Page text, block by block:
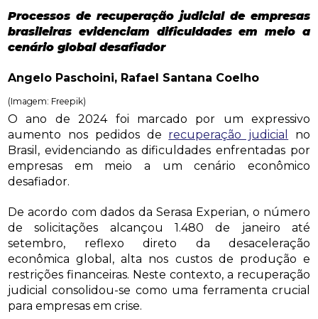
Processos de recuperação judicial de empresas
brasileiras evidenciam dificuldades em meio a
cenário global desafiador
Angelo Paschoini, Rafael Santana Coelho
(Imagem: Freepik)
O ano de 2024 foi marcado por um expressivo
aumento nos pedidos de recuperação judicial
no
Brasil, evidenciando as dificuldades enfrentadas por
empresas em meio a um cenário econômico
desafiador.
De acordo com dados da Serasa Experian, o número
de solicitações alcançou 1.480 de janeiro até
setembro, reflexo direto da desaceleração
econômica global, alta nos custos de produção e
restrições financeiras. Neste contexto, a recuperação
judicial consolidou-se como uma ferramenta crucial
para empresas em crise.